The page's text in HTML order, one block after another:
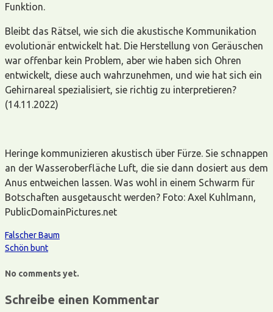
Funktion.
Bleibt das Rätsel, wie sich die akustische Kommunikation
evolutionär entwickelt hat. Die Herstellung von Geräuschen
war offenbar kein Problem, aber wie haben sich Ohren
entwickelt, diese auch wahrzunehmen, und wie hat sich ein
Gehirnareal spezialisiert, sie richtig zu interpretieren?
(14.11.2022)
Heringe kommunizieren akustisch über Fürze. Sie schnappen
an der Wasseroberfläche Luft, die sie dann dosiert aus dem
Anus entweichen lassen. Was wohl in einem Schwarm für
Botschaften ausgetauscht werden? Foto: Axel Kuhlmann,
PublicDomainPictures.net
Falscher Baum
Schön bunt
No comments yet.
Schreibe einen Kommentar